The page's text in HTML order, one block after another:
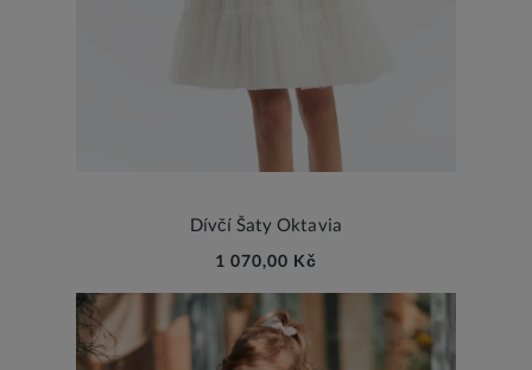
Dívčí Šaty Oktavia
1 070,00 Kč